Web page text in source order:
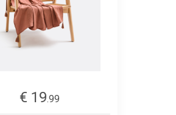
€ 19.99